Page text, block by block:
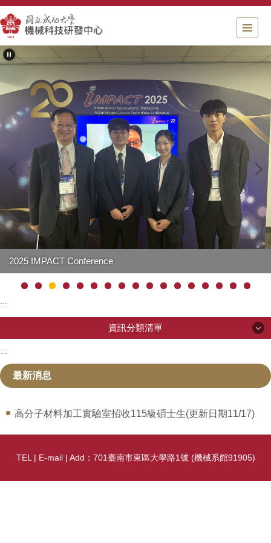
跳
到
主
要
內
區
2025 IMPACT Conference
:::
資訊分類清單
中心主管
:::
最新消息
高分子材料加工實驗室招收115級碩士生(更新日期11/17)
TEL | E-mail | Add：701臺南市東區大學路1號 (機械系館91905)